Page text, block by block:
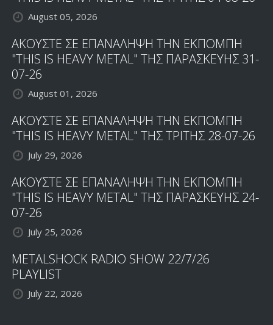
August 05, 2026
ΑΚΟΥΣΤΕ ΣΕ ΕΠΑΝΑΛΗΨΗ ΤΗΝ ΕΚΠΟΜΠΗ
"THIS IS HEAVY METAL" ΤΗΣ ΠΑΡΑΣΚΕΥΗΣ 31-
07-26
August 01, 2026
ΑΚΟΥΣΤΕ ΣΕ ΕΠΑΝΑΛΗΨΗ ΤΗΝ ΕΚΠΟΜΠΗ
"THIS IS HEAVY METAL" ΤΗΣ ΤΡΙΤΗΣ 28-07-26
July 29, 2026
ΑΚΟΥΣΤΕ ΣΕ ΕΠΑΝΑΛΗΨΗ ΤΗΝ ΕΚΠΟΜΠΗ
"THIS IS HEAVY METAL" ΤΗΣ ΠΑΡΑΣΚΕΥΗΣ 24-
07-26
July 25, 2026
METALSHOCK RADIO SHOW 22/7/26
PLAYLIST
July 22, 2026